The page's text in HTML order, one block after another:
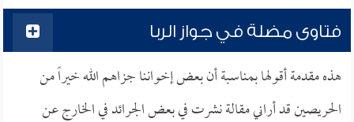
فتاوى مضلة في جواز الربا
هذه مقدمة أقولها بمناسبة أن بعض إخواننا جزاهم الله خيراً من
الحريصين قد أراني مقالة نشرت في بعض الجرائد في الخارج عن